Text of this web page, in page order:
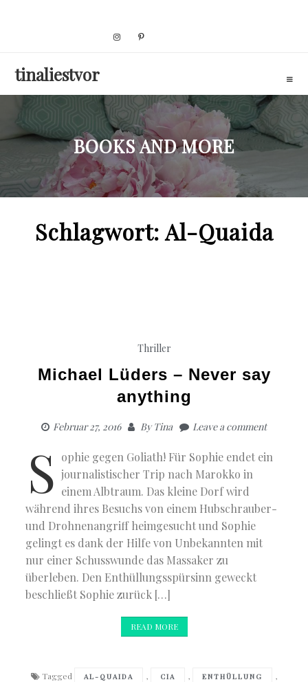
tinaliestvor
BOOKS AND MORE
Schlagwort:Al-Quaida
Thriller
Michael Lüders – Never say
anything
Februar 27, 2016 ByTina Leave a comment
S ophie gegen Goliath! Für Sophie endet ein
journalistischer Trip nach Marokko in
einem Albtraum. Das kleine Dorf wird
während ihres Besuchs von einem Hubschrauber-
und Drohnenangriff heimgesucht und Sophie
gelingt es dank der Hilfe von Unbekannten mit
nur einer Schusswunde das Massaker zu
überleben. Den Enthüllungsspürsinn geweckt
beschließt Sophie zurück […]
READ MORE
Tagged AL-QUAIDA , CIA , ENTHÜLLUNG ,